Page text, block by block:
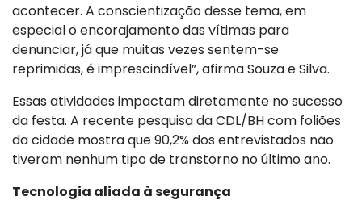
acontecer. A conscientização desse tema, em
especial o encorajamento das vítimas para
denunciar, já que muitas vezes sentem-se
reprimidas, é imprescindível”, afirma Souza e Silva.
Essas atividades impactam diretamente no sucesso
da festa. A recente pesquisa da CDL/BH com foliões
da cidade mostra que 90,2% dos entrevistados não
tiveram nenhum tipo de transtorno no último ano.
Tecnologia aliada à segurança